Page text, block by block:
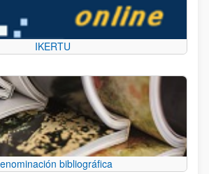
IKERTU
bibliográfica